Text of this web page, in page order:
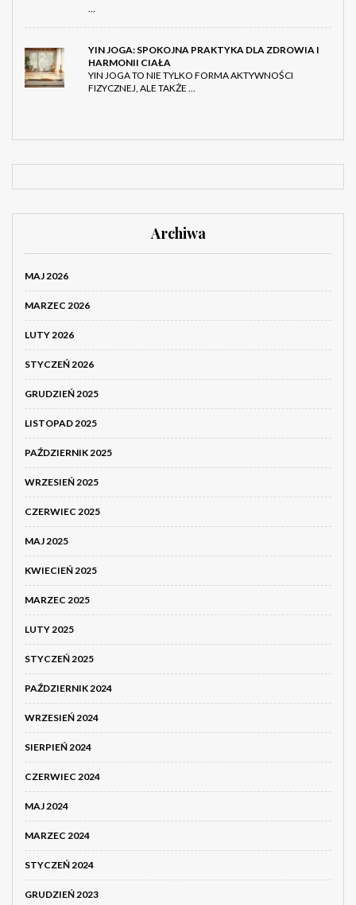
…
YIN JOGA: SPOKOJNA PRAKTYKA DLA ZDROWIA I
HARMONII CIAŁA
YIN JOGA TO NIE TYLKO FORMA AKTYWNOŚCI
FIZYCZNEJ, ALE TAKŻE …
Archiwa
MAJ 2026
MARZEC 2026
LUTY 2026
STYCZEŃ 2026
GRUDZIEŃ 2025
LISTOPAD 2025
PAŹDZIERNIK 2025
WRZESIEŃ 2025
CZERWIEC 2025
MAJ 2025
KWIECIEŃ 2025
MARZEC 2025
LUTY 2025
STYCZEŃ 2025
PAŹDZIERNIK 2024
WRZESIEŃ 2024
SIERPIEŃ 2024
CZERWIEC 2024
MAJ 2024
MARZEC 2024
STYCZEŃ 2024
GRUDZIEŃ 2023